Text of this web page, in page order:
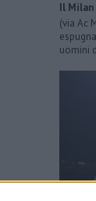
Il Milan
(via Ac
uomini